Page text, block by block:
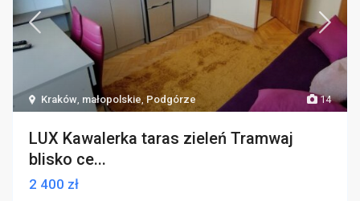
14
Kraków, małopolskie, Podgórze
LUX Kawalerka taras zieleń Tramwaj
blisko ce...
2 400 zł